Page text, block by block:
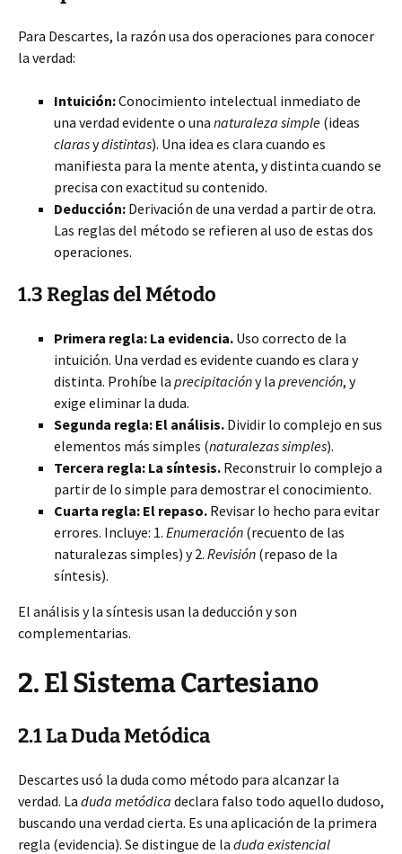
Para Descartes, la razón usa dos operaciones para conocer
la verdad:
Intuición:Conocimiento intelectual inmediato de
una verdad evidente o una naturaleza simple (ideas
clarasydistintas). Una idea es clara cuando es
manifiesta para la mente atenta, y distinta cuando se
precisa con exactitud su contenido.
Deducción: Derivación de una verdad a partir de otra.
Las reglas del método se refieren al uso de estas dos
operaciones.
1.3 Reglas del Método
Primera regla: La evidencia. Uso correcto de la
intuición. Una verdad es evidente cuando es clara y
distinta. Prohíbe la precipitacióny la prevención, y
exige eliminar la duda.
Segunda regla: El análisis. Dividir lo complejo en sus
elementos más simples (naturalezas simples).
Tercera regla: La síntesis. Reconstruir lo complejo a
partir de lo simple para demostrar el conocimiento.
Cuarta regla: El repaso. Revisar lo hecho para evitar
errores. Incluye: 1. Enumeración (recuento de las
naturalezas simples) y 2. Revisión (repaso de la
síntesis).
El análisis y la síntesis usan la deducción y son
complementarias.
2. El Sistema Cartesiano
2.1 La Duda Metódica
Descartes usó la duda como método para alcanzar la
verdad. La duda metódica declara falso todo aquello dudoso,
buscando una verdad cierta. Es una aplicación de la primera
regla (evidencia). Se distingue de la duda existencial